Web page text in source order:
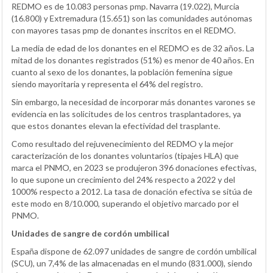
REDMO es de 10.083 personas pmp. Navarra (19.022), Murcia
(16.800) y Extremadura (15.651) son las comunidades autónomas
con mayores tasas pmp de donantes inscritos en el REDMO.
La media de edad de los donantes en el REDMO es de 32 años. La
mitad de los donantes registrados (51%) es menor de 40 años. En
cuanto al sexo de los donantes, la población femenina sigue
siendo mayoritaria y representa el 64% del registro.
Sin embargo, la necesidad de incorporar más donantes varones se
evidencia en las solicitudes de los centros trasplantadores, ya
que estos donantes elevan la efectividad del trasplante.
Como resultado del rejuvenecimiento del REDMO y la mejor
caracterización de los donantes voluntarios (tipajes HLA) que
marca el PNMO, en 2023 se produjeron 396 donaciones efectivas,
lo que supone un crecimiento del 24% respecto a 2022 y del
1000% respecto a 2012. La tasa de donación efectiva se sitúa de
este modo en 8/10.000, superando el objetivo marcado por el
PNMO.
Unidades de sangre de cordón umbilical
España dispone de 62.097 unidades de sangre de cordón umbilical
(SCU), un 7,4% de las almacenadas en el mundo (831.000), siendo